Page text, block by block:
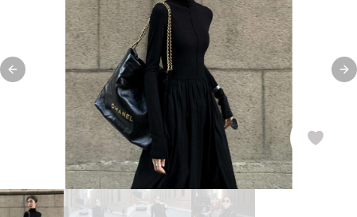
Previous slide